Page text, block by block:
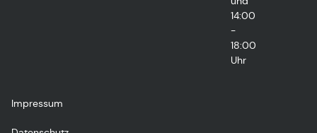
14:00
-
18:00
Uhr
Impressum